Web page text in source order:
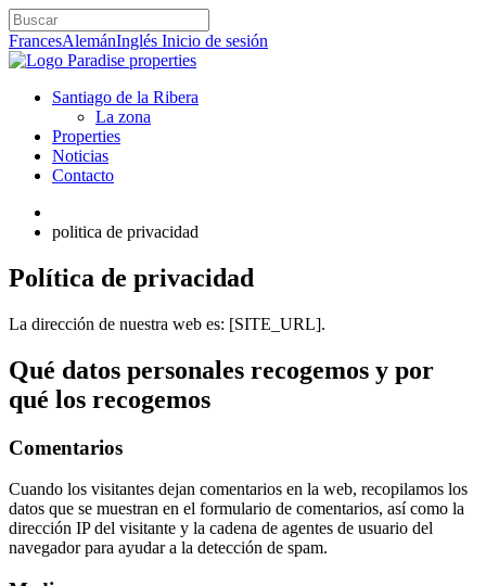
FrancesAlemánInglés Inicio de sesión
Santiago de la Ribera
La zona
Properties
Noticias
Contacto
politica de privacidad
Política de privacidad
La dirección de nuestra web es: [SITE_URL].
Qué datos personales recogemos y por
qué los recogemos
Comentarios
Cuando los visitantes dejan comentarios en la web, recopilamos los
datos que se muestran en el formulario de comentarios, así como la
dirección IP del visitante y la cadena de agentes de usuario del
navegador para ayudar a la detección de spam.